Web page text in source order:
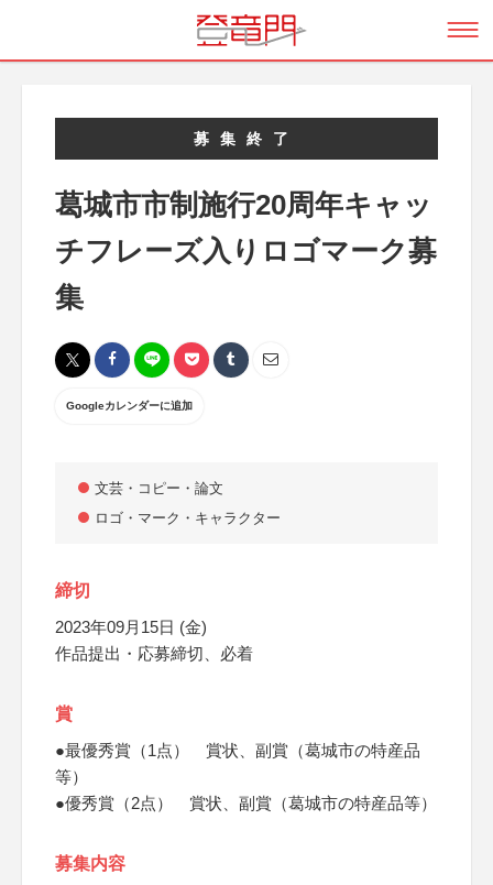
募集終了
葛城市市制施行20周年キャッ
チフレーズ入りロゴマーク募
集
Googleカレンダーに追加
文芸・コピー・論文
ロゴ・マーク・キャラクター
締切
2023年09月15日 (金)
作品提出・応募締切、必着
賞
●最優秀賞（1点） 賞状、副賞（葛城市の特産品
等）
●優秀賞（2点） 賞状、副賞（葛城市の特産品等）
募集内容